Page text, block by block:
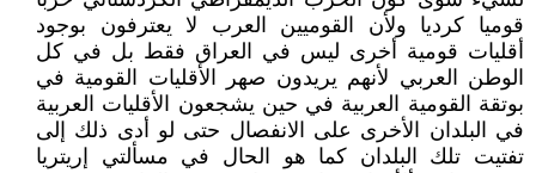
قوميا كرديا ولأن القوميين العرب لا يعترفون بوجود
أقليات قومية أخرى ليس في العراق فقط بل في كل
الوطن العربي لأنهم يريدون صهر الأقليات القومية في
بوتقة القومية العربية في حين يشجعون الأقليات العربية
في البلدان الأخرى على الانفصال حتى لو أدى ذلك إلى
تفتيت تلك البلدان كما هو الحال في مسألتي إريتريا